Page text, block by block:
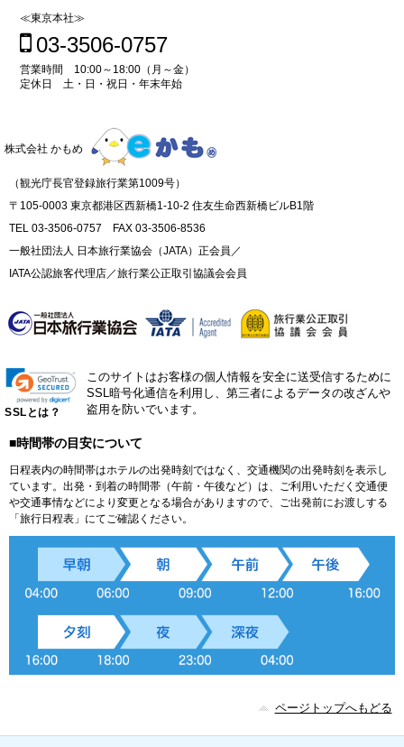
≪東京本社≫
03-3506-0757
営業時間 10:00～18:00（月～金）
定休日 土・日・祝日・年末年始
株式会社 かもめ
（観光庁長官登録旅行業第1009号）
〒105-0003 東京都港区西新橋1-10-2 住友生命西新橋ビルB1階
TEL 03-3506-0757 FAX 03-3506-8536
一般社団法人 日本旅行業協会（JATA）正会員／
IATA公認旅客代理店／旅行業公正取引協議会会員
SSLとは？
このサイトはお客様の個人情報を安全に送受信するために
SSL暗号化通信を利用し、第三者によるデータの改ざんや
盗用を防いでいます。
■時間帯の目安について
日程表内の時間帯はホテルの出発時刻ではなく、交通機関の出発時刻を表示し
ています。出発・到着の時間帯（午前・午後など）は、ご利用いただく交通便
や交通事情などにより変更となる場合がありますので、ご出発前にお渡しする
「旅行日程表」にてご確認ください。
ページトップへもどる